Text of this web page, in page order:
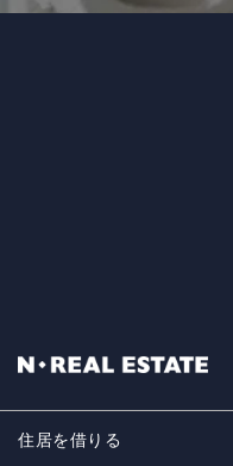
住居を借りる